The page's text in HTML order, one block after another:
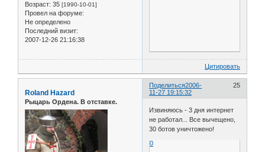
Возраст: 35 [1990-10-01]
Провел на форуме:
Не определено
Последний визит:
2007-12-26 21:16:38
Цитировать
Поделиться 25
2006-
11-27 19:15:32
Roland Hazard
Рыцарь Ордена. В отставке.
Извиняюсь - 3 дня интернет
не работал... Все вычещено,
30 ботов уничтожено!
0